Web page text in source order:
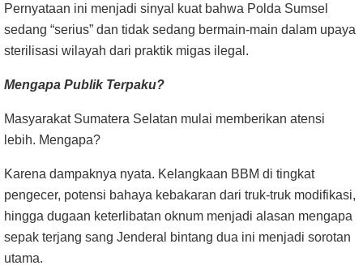
Pernyataan ini menjadi sinyal kuat bahwa Polda Sumsel
sedang “serius” dan tidak sedang bermain-main dalam upaya
sterilisasi wilayah dari praktik migas ilegal.
Mengapa Publik Terpaku?
Masyarakat Sumatera Selatan mulai memberikan atensi
lebih. Mengapa?
Karena dampaknya nyata. Kelangkaan BBM di tingkat
pengecer, potensi bahaya kebakaran dari truk-truk modifikasi,
hingga dugaan keterlibatan oknum menjadi alasan mengapa
sepak terjang sang Jenderal bintang dua ini menjadi sorotan
utama.